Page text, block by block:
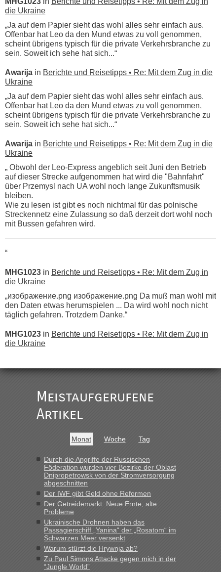
die Ukraine
„Ja auf dem Papier sieht das wohl alles sehr einfach aus.
Offenbar hat Leo da den Mund etwas zu voll genommen,
scheint übrigens typisch für die private Verkehrsbranche zu
sein. Soweit ich sehe hat sich...“
Awarija in Berichte und Reisetipps • Re: Mit dem Zug in die
Ukraine
„Ja auf dem Papier sieht das wohl alles sehr einfach aus.
Offenbar hat Leo da den Mund etwas zu voll genommen,
scheint übrigens typisch für die private Verkehrsbranche zu
sein. Soweit ich sehe hat sich...“
Awarija in Berichte und Reisetipps • Re: Mit dem Zug in die
Ukraine
„ Obwohl der Leo-Express angeblich seit Juni den Betrieb
auf dieser Strecke aufgenommen hat wird die "Bahnfahrt"
über Przemysl nach UA wohl noch lange Zukunftsmusik
bleiben.
Wie zu lesen ist gibt es noch nichtmal für das polnische
Streckennetz eine Zulassung so daß derzeit dort wohl noch
mit Bussen gefahren wird.
“
MHG1023 in Berichte und Reisetipps • Re: Mit dem Zug in
die Ukraine
„изображение.png изображение.png Da muß man wohl mit
den Daten etwas herumspielen ... Da wird wohl noch nicht
täglich gefahren. Trotzdem Danke.“
MHG1023 in Berichte und Reisetipps • Re: Mit dem Zug in
die Ukraine
Ist korrekt, aber ich finde man hätte trotzdem im Text gleich
darauf hinweisen können.
War aber nicht "böse" gemeint ...
buchbar - warum auch immer ...
Hab´s versucht - bekomme aber immer angezeigt "auf dieser
Strecke fahren wir nicht"
MHG1023 inBerichte und Reisetipps • Re: Mit dem Zug in
die Ukraine
„Man sollte aber explizit dazu schreiben, daß es ein Zug von
LeoExpress ist - und nur auf deren Webseite kann man die
Fahrkarten kaufen. Zumindest ist es die erste Umsteigefreie
Verbindung von Deutschland...“
Meistaufgerufene
Artikel
Monat Woche Tag
Durch die Angriffe der Russischen
Föderation wurden vier Bezirke der Oblast
Dnipropetrowsk von der Stromversorgung
abgeschnitten
Der IWF gibt Geld ohne Reformen
Der Getreidemarkt: Neue Ernte, alte
Probleme
Ukrainische Drohnen haben das
Passagierschiff „Yanina“ der „Rosatom“ im
Schwarzen Meer versenkt
Warum stürzt die Hrywnja ab?
Zu Paul Simons Attacke gegen mich in der
“Jungle World”